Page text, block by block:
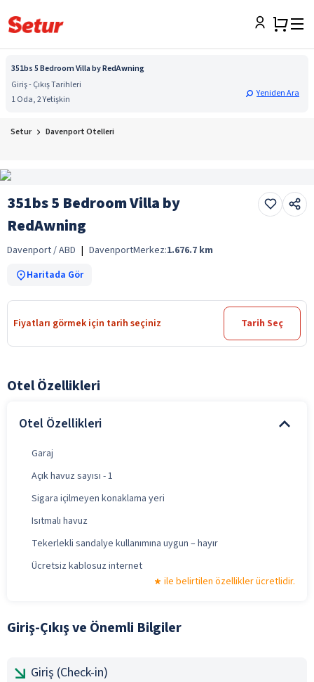
351bs 5 Bedroom Villa by RedAwning
Giriş - Çıkış Tarihleri
1 Oda, 2 Yetişkin
Yeniden Ara
Setur Davenport Otelleri
351bs 5 Bedroom Villa by
RedAwning
Davenport / ABD | DavenportMerkez:1.676.7 km
Haritada Gör
Fiyatları görmek için tarih seçiniz Tarih Seç
Otel Özellikleri
Otel Özellikleri
Garaj
Açık havuz sayısı - 1
Sigara içilmeyen konaklama yeri
Isıtmalı havuz
Tekerlekli sandalye kullanımına uygun – hayır
Ücretsiz kablosuz internet
ile belirtilen özellikler ücretlidir.
Giriş-Çıkış ve Önemli Bilgiler
Giriş (Check-in)